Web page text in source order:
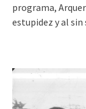
programa,
estupidez y al